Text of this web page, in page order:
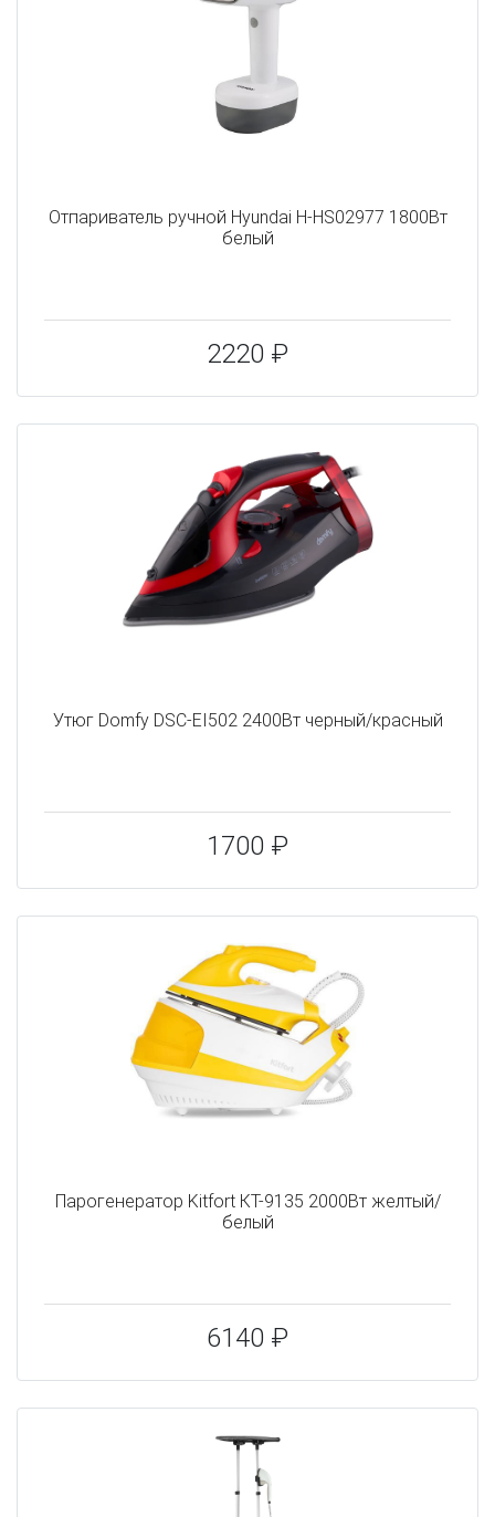
Отпариватель ручной Hyundai H-HS02977 1800Вт
белый
2220 ₽
Утюг Domfy DSC-EI502 2400Вт черный/красный
1700 ₽
Парогенератор Kitfort КТ-9135 2000Вт желтый/
белый
6140 ₽